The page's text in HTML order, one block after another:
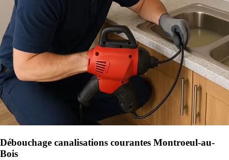
Débouchage canalisations courantes Montroeul-au-
Bois